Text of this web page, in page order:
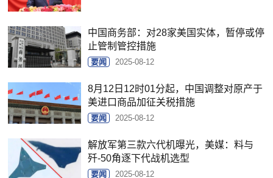
中国商务部：对28家美国实体，暂停或停
止管制管控措施
要闻 2025-08-12
8月12日12时01分起，中国调整对原产于
美进口商品加征关税措施
要闻 2025-08-12
解放军第三款六代机曝光，美媒：料与
歼-50角逐下代战机选型
要闻 2025-08-12